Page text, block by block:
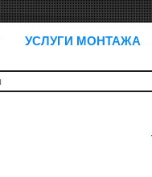
УСЛУГИ МОНТАЖА